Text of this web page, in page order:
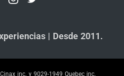
| Desde 2011.
inc. y 9029-1949 Quebec inc.